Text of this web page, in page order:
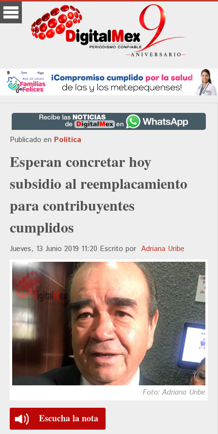
Publicado en Política
Esperan concretar hoy
subsidio al reemplacamiento
para contribuyentes
cumplidos
Jueves, 13 Junio 2019 11:20 Escrito por Adriana Uribe
Foto: Adriana Uribe
Escucha la nota